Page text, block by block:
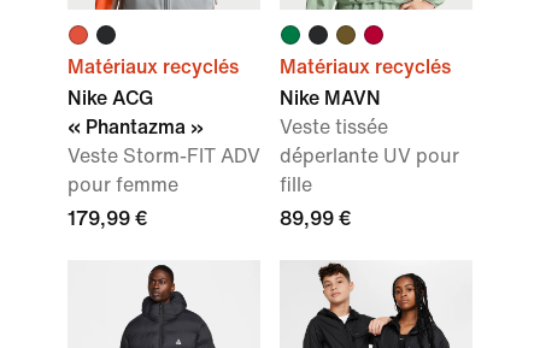
Matériaux recyclés
Nike ACG
« Phantazma »
Veste Storm-FIT ADV
pour femme
179,99 €
Matériaux recyclés
Nike MAVN
Veste tissée
déperlante UV pour
fille
89,99 €